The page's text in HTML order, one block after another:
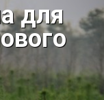
для